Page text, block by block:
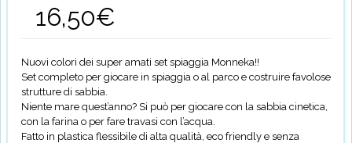
16,50€
Nuovi colori dei super amati set spiaggia Monneka!!
Set completo per giocare in spiaggia o al parco e costruire favolose
strutture di sabbia.
Niente mare quest’anno? Si può per giocare con la sabbia cinetica,
con la farina o per fare travasi con l’acqua.
Fatto in plastica flessibile di alta qualità, eco friendly e senza